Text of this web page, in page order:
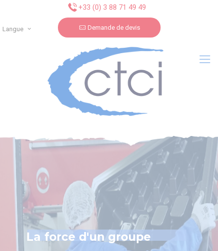
+33 (0) 3 88 71 49 49
Demande de devis
Langue
La force d'un groupe
Panneau de gestion des cookies